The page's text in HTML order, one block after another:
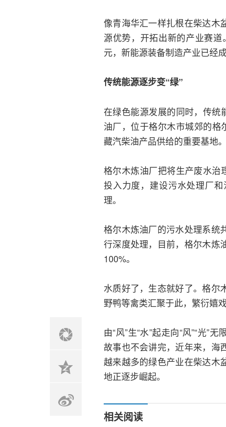
像青海华汇一样扎根在柴达木
源优势，开拓出新的产业赛
元，新能源装备制造产业已经
传统能源逐步变“绿”
在绿色能源发展的同时，传统
油厂，位于格尔木市城郊的
藏汽柴油产品供给的重要基地。
格尔木炼油厂把将生产废水治
投入力度，建设污水处理厂
理。
格尔木炼油厂的污水处理系统
行深度处理，目前，格尔木炼
100%。
水质好了，生态就好了。格尔
野鸭等禽类汇聚于此，繁衍嬉
由“风”生“水”起走向“风”“光”
故事也不会讲完，近年来，海
越来越多的绿色产业在柴达木
地正逐步崛起。
相关阅读